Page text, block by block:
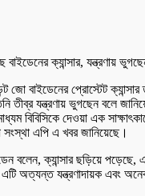
জো বাইডেনের প্রোস্টেট
তীব্র যন্ত্রণায় ভুগছেন বলে
বিবিসিকে দেওয়া এক
সংস্থা এপি এ খবর জানিয়েছে।
বলেন, ক্যান্সার ছড়িয়ে
এটি অত্যন্ত যন্ত্রণাদায়ক এবং